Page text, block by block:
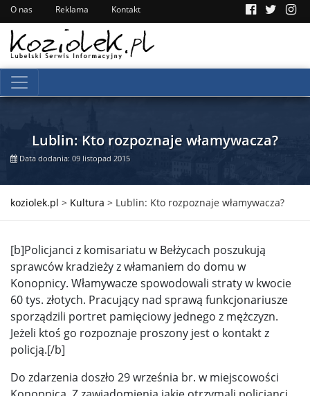
O nas Reklama Kontakt
Lublin: Kto rozpoznaje włamywacza?
Data dodania: 09 listopad 2015
koziolek.pl > Kultura > Lublin: Kto rozpoznaje włamywacza?
[b]Policjanci z komisariatu w Bełżycach poszukują
sprawców kradzieży z włamaniem do domu w
Konopnicy. Włamywacze spowodowali straty w kwocie
60 tys. złotych. Pracujący nad sprawą funkcjonariusze
sporządzili portret pamięciowy jednego z mężczyzn.
Jeżeli ktoś go rozpoznaje proszony jest o kontakt z
policją.[/b]
Do zdarzenia doszło 29 września br. w miejscowości